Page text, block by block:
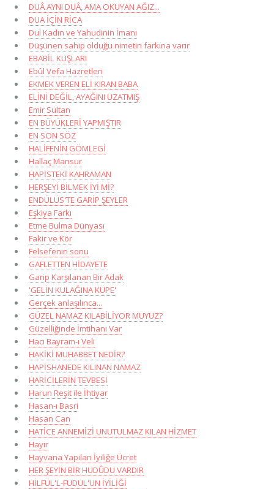
DUÂ AYNI DUÂ, AMA OKUYAN AĞIZ...
DUA İÇİN RİCA
Dul Kadın ve Yahudinin İmanı
Düşünen sahip olduğu nimetin farkına varır
EBABİL KUŞLARI
Ebûl Vefa Hazretleri
EKMEK VEREN ELİ KIRAN BABA
ELİNİ DEĞİL, AYAĞINI UZATMIŞ
Emir Sultan
EN BÜYÜKLERİ YAPMIŞTIR
EN SON SÖZ
HALİFENİN GÖMLEGİ
Hallaç Mansur
HAPİSTEKİ KAHRAMAN
HERŞEYİ BİLMEK İYİ Mİ?
ENDÜLÜS'TE GARİP ŞEYLER
Eşkiya Farkı
Etme Bulma Dünyası
Fakir ve Kör
Felsefenin sonu
GAFLETTEN HİDAYETE
Garip Karşılanan Bir Adak
'GELİN KULAĞINA KÜPE'
Gerçek anlaşılınca...
GÜZEL NAMAZ KILABİLİYOR MUYUZ?
Güzelliğinde İmtihanı Var
Hacı Bayram-ı Veli
HAKİKİ MUHABBET NEDİR?
HAPİSHANEDE KILINAN NAMAZ
HARİCİLERİN TEVBESİ
Harun Reşit ile İhtiyar
Hasan-ı Basri
Hasan Can
HATİCE ANNEMİZİ UNUTULMAZ KILAN HİZMET
Hayır
Hayvana Yapılan İyiliğe Ücret
HER ŞEYİN BİR HUDÛDU VARDIR
HİLFÜL'L-FUDUL'UN İYİLİĞİ